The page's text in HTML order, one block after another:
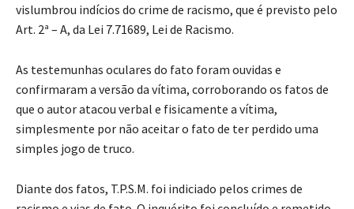
vislumbrou indícios do crime de racismo, que é previsto pelo
Art. 2ª – A, da Lei 7.71689, Lei de Racismo.
As testemunhas oculares do fato foram ouvidas e
confirmaram a versão da vítima, corroborando os fatos de
que o autor atacou verbal e fisicamente a vítima,
simplesmente por não aceitar o fato de ter perdido uma
simples jogo de truco.
Diante dos fatos, T.P.S.M. foi indiciado pelos crimes de